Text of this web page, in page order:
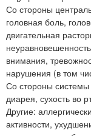
Со стороны
головная боль,
двигательная
внимания,
нарушения (в том
Со стороны системы
диарея, сухость во
Другие:
активности,